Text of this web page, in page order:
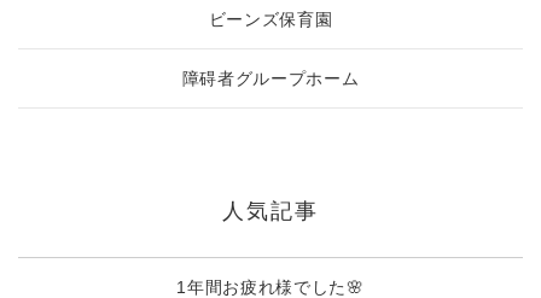
ビーンズ保育園
障碍者グループホーム
人気記事
1年間お疲れ様でした🌸